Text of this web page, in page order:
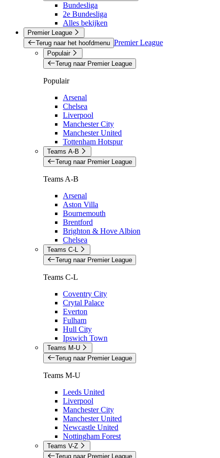
Bundesliga
2e Bundesliga
Alles bekijken
Premier League
Terug naar het hoofdmenu Premier League
Populair
Terug naar Premier League
Populair
Arsenal
Chelsea
Liverpool
Manchester City
Manchester United
Tottenham Hotspur
Teams A-B
Terug naar Premier League
Teams A-B
Arsenal
Aston Villa
Bournemouth
Brentford
Brighton & Hove Albion
Chelsea
Teams C-L
Terug naar Premier League
Teams C-L
Coventry City
Crytal Palace
Everton
Fulham
Hull City
Ipswich Town
Teams M-U
Terug naar Premier League
Teams M-U
Leeds United
Liverpool
Manchester City
Manchester United
Newcastle United
Nottingham Forest
Teams V-Z
Terug naar Premier League